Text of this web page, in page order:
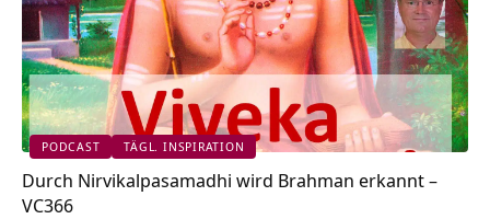
PODCAST TÄGL. INSPIRATION
Durch Nirvikalpasamadhi wird Brahman erkannt –
VC366